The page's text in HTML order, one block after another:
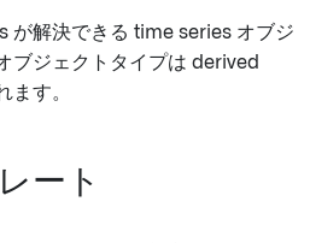
が解決できる time series オブジ
ブジェクトタイプは derived
ます。
ート